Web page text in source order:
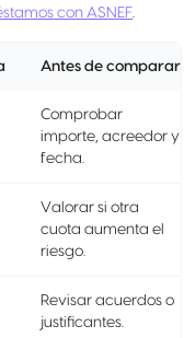
con ASNEF.
Antes de comparar
Comprobar
importe, acreedor y
fecha.
Valorar si otra
cuota aumenta el
riesgo.
Revisar acuerdos o
justificantes.